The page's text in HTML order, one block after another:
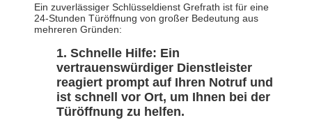
Ein zuverlässiger Schlüsseldienst Grefrath ist für eine
24-Stunden Türöffnung von großer Bedeutung aus
mehreren Gründen:
Schnelle Hilfe: Ein
vertrauenswürdiger Dienstleister
reagiert prompt auf Ihren Notruf und
ist schnell vor Ort, um Ihnen bei der
Türöffnung zu helfen.